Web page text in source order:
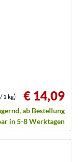
/ 1 kg) € 14,09
ab Bestellung
in 5-8 Werktagen